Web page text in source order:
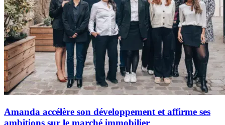
Amanda accélère son développement et affirme ses
ambitions sur le marché immobilier